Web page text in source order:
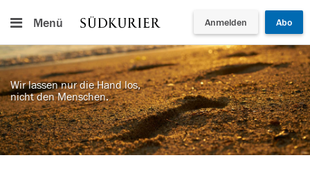
Menü Anmelden Abo
Wir lassen nur die Hand los,
nicht den Menschen.